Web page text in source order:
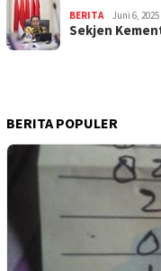
BERITA Juni 6, 2025
Sekjen
BERITA POPULER